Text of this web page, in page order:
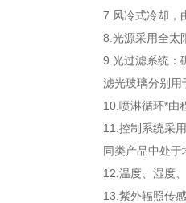
7.风冷式冷却，
8.光源采用全太
9.光过滤系统：
滤光玻璃分别用
10.喷淋循环*由
11.控制系统采
同类产品中处于
12.温度、湿度
13.紫外辐照传